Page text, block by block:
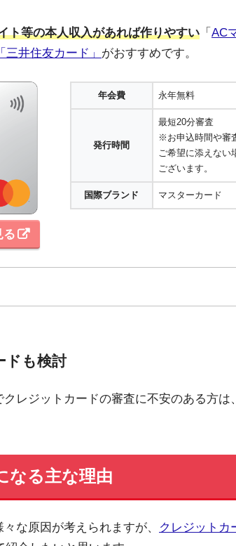
ト等の本人収入があれば作りやすい 「 AC
井住友カード」 がおすすめです。
る
年会費 永年無料
発行時間
最短20分審査
※お申込時間や審
ご希望に添えない
ございます。
国際ブランド マスターカード
"（実質年率）は業界最安水準
ング利用可能
実績
ドも検討
レジットカードの審査に不安のある方は、
なる主な理由
な原因が考えられますが、
クレジットカ